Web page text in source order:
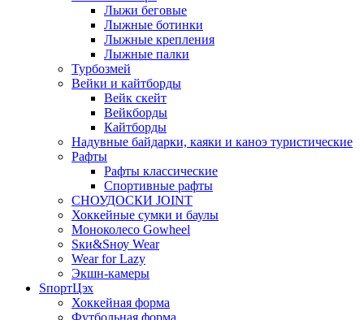
Лыжи беговые
Лыжные ботинки
Лыжные крепления
Лыжные палки
Турбозмей
Вейки и кайтборды
Вейк скейт
Вейкборды
Кайтборды
Надувные байдарки, каяки и каноэ туристические
Рафты
Рафты классические
Спортивные рафты
СНОУДОСКИ JOINT
Хоккейные сумки и баулы
Моноколесо Gowheel
Sки&Sноу Wear
Wear for Lazy
Экшн-камеры
SпортЦэх
Хоккейная форма
Футбольная форма